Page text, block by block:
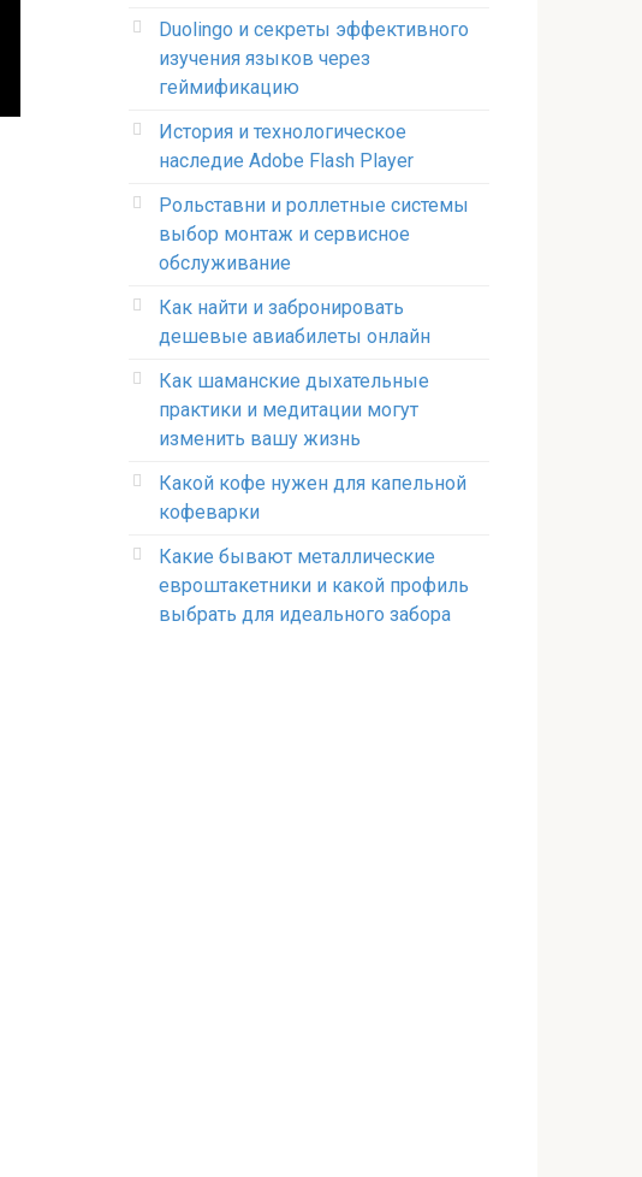
Duolingo и секреты эффективного
изучения языков через
геймификацию
История и технологическое
наследие Adobe Flash Player
Рольставни и роллетные системы
выбор монтаж и сервисное
обслуживание
Как найти и забронировать
дешевые авиабилеты онлайн
Как шаманские дыхательные
практики и медитации могут
изменить вашу жизнь
Какой кофе нужен для капельной
кофеварки
Какие бывают металлические
евроштакетники и какой профиль
выбрать для идеального забора